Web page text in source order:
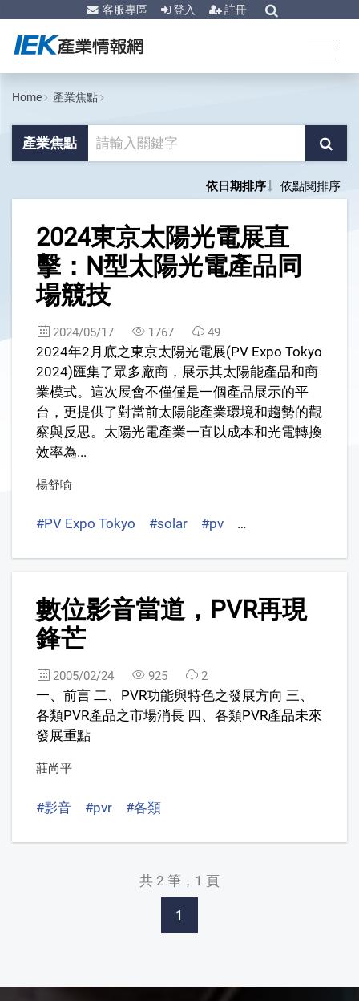
客服專區 登入 註冊
Home 產業焦點
產業焦點
依日期排序 依點閱排序
2024東京太陽光電展直
擊：N型太陽光電產品同
場競技
2024/05/17 1767 49
2024年2月底之東京太陽光電展(PV Expo Tokyo
2024)匯集了眾多廠商，展示其太陽能產品和商
業模式。這次展會不僅僅是一個產品展示的平
台，更提供了對當前太陽能產業環境和趨勢的觀
察與反思。太陽光電產業一直以成本和光電轉換
效率為...
楊舒喻
#PV Expo Tokyo #solar #pv #東京太陽光電展
數位影音當道，PVR再現
鋒芒
2005/02/24 925 2
一、前言 二、PVR功能與特色之發展方向 三、
各類PVR產品之市場消長 四、各類PVR產品未來
發展重點
莊尚平
#影音 #pvr #各類
共 2 筆，1 頁
1